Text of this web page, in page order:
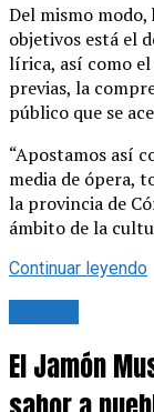
Del mismo modo,
objetivos está el
lírica, así como el
previas, la
público que se
“Apostamos así
media de ópera,
la provincia de
ámbito de la
Continuar leyendo
El Jamón